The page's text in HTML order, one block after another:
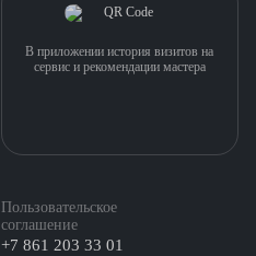
Пользовательское
соглашение
+7 861 203 33 01
В приложении история визитов на
сервис и рекомендации мастера